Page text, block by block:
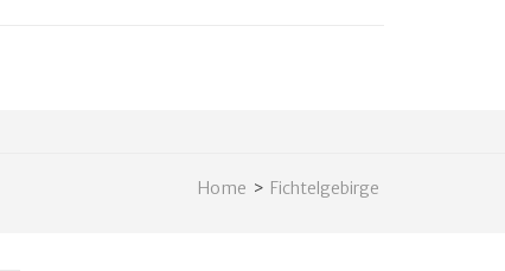
Home > Fichtelgebirge